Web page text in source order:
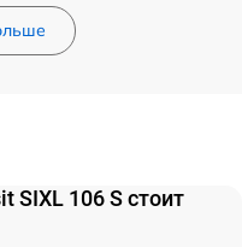
SIXL 106 S стоит